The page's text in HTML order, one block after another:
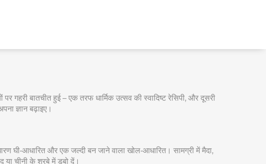
बातचीत हुई – एक तरफ धार्मिक उत्सव की स्वादिष्ट रेसिपी, और दूसरी
ज्ञान बढ़ाइए।
घी‑आधारित और एक जल्दी बन जाने वाला खोल‑आधारित। सामग्री में मैदा,
चीनी के शरबे में डुबो दें।